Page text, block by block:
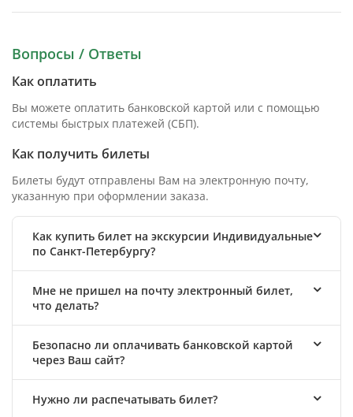
Вопросы / Ответы
Как оплатить
Вы можете оплатить банковской картой или с помощью
системы быстрых платежей (СБП).
Как получить билеты
Билеты будут отправлены Вам на электронную почту,
указанную при оформлении заказа.
Как купить билет на экскурсии Индивидуальные
по Санкт-Петербургу?
Мне не пришел на почту электронный билет,
что делать?
Безопасно ли оплачивать банковской картой
через Ваш сайт?
Нужно ли распечатывать билет?